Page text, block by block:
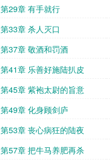
第29章 有手就行
第33章 杀人灭口
第37章 敬酒和罚酒
第41章 乐善好施陆扒皮
第45章 紫袍太尉的旨意
第49章 化身顾剑庐
第53章 丧心病狂的陆夜
第57章 把牛马养肥再杀